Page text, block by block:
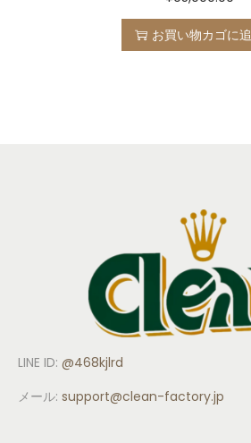
お買い物カゴに
LINE ID: @468kjlrd
メール: support@clean-factory.jp